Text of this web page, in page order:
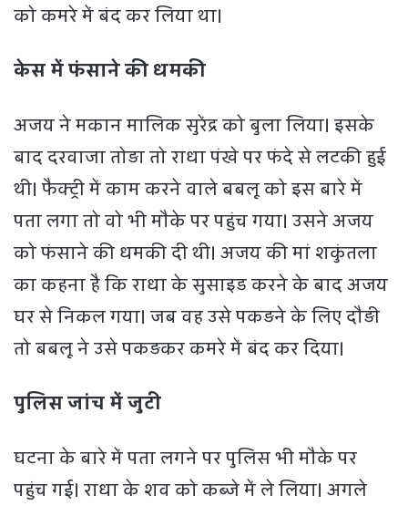
को कमरे में बंद कर लिया था।
केस में फंसाने की धमकी
अजय ने मकान मालिक सुरेंद्र को बुला लिया। इसके
बाद दरवाजा तोड़ा तो राधा पंखे पर फंदे से लटकी हुई
थी। फैक्ट्री में काम करने वाले बबलू को इस बारे में
पता लगा तो वो भी मौके पर पहुंच गया। उसने अजय
को फंसाने की धमकी दी थी। अजय की मां शकुंतला
का कहना है कि राधा के सुसाइड करने के बाद अजय
घर से निकल गया। जब वह उसे पकड़ने के लिए दौड़ी
तो बबलू ने उसे पकड़कर कमरे में बंद कर दिया।
पुलिस जांच में जुटी
घटना के बारे में पता लगने पर पुलिस भी मौके पर
पहुंच गई। राधा के शव को कब्जे में ले लिया। अगले